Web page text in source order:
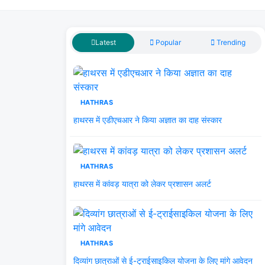
Latest Popular Trending
HATHRAS
हाथरस में एडीएचआर ने किया अज्ञात का दाह संस्कार
HATHRAS
हाथरस में कांवड़ यात्रा को लेकर प्रशासन अलर्ट
HATHRAS
दिव्यांग छात्राओं से ई-ट्राईसाइकिल योजना के लिए मांगे आवेदन